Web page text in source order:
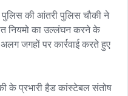
पुलिस की आंतरी पुलिस चौकी ने
नियमो का उल्लंघन करने के
जगहों पर कार्रवाई करते हुए
के प्रभारी हैड कांस्टेबल संतोष